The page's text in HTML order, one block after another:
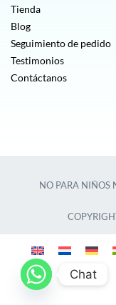
Tienda
Blog
Seguimiento de pedido
Testimonios
Contáctanos
NO PARA NIÑOS
Chat